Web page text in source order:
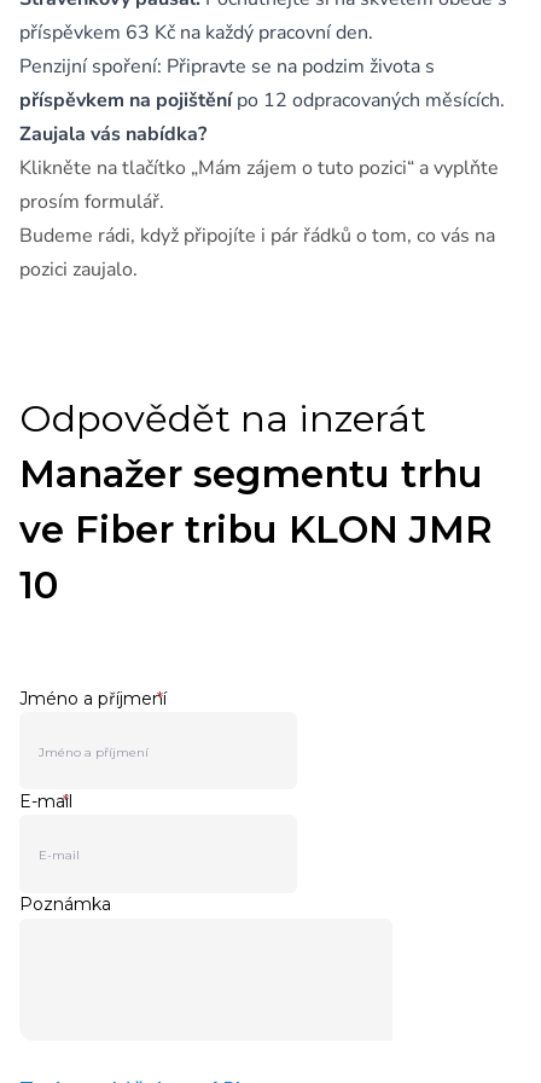
příspěvkem 63 Kč na každý pracovní den.
Penzijní spoření: Připravte se na podzim života s
příspěvkem na pojištěnípo 12 odpracovaných měsících.
Zaujala vás nabídka?
Klikněte na tlačítko „Mám zájem o tuto pozici“ a vyplňte
prosím formulář.
Budeme rádi, když připojíte i pár řádků o tom, co vás na
pozici zaujalo.